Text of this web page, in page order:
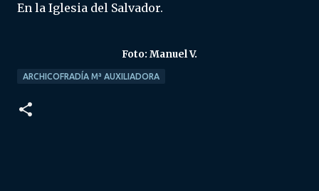
En la Iglesia del Salvador.
Foto: Manuel V.
ARCHICOFRADÍA Mª AUXILIADORA